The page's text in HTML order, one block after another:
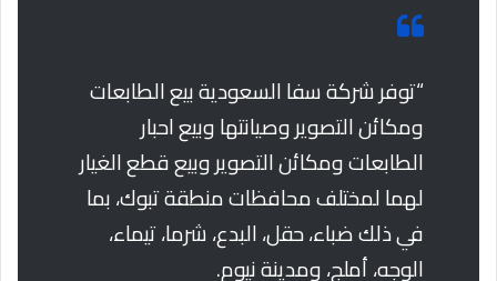
“توفر شركة سفا السعودية بيع الطابعات
ومكائن التصوير وصيانتها وبيع احبار
الطابعات ومكائن التصوير وبيع قطع الغيار
لهما لمختلف محافظات منطقة تبوك، بما
في ذلك ضباء، حقل، البدع، شرما، تيماء،
الوجه، أملج، ومدينة نيوم.